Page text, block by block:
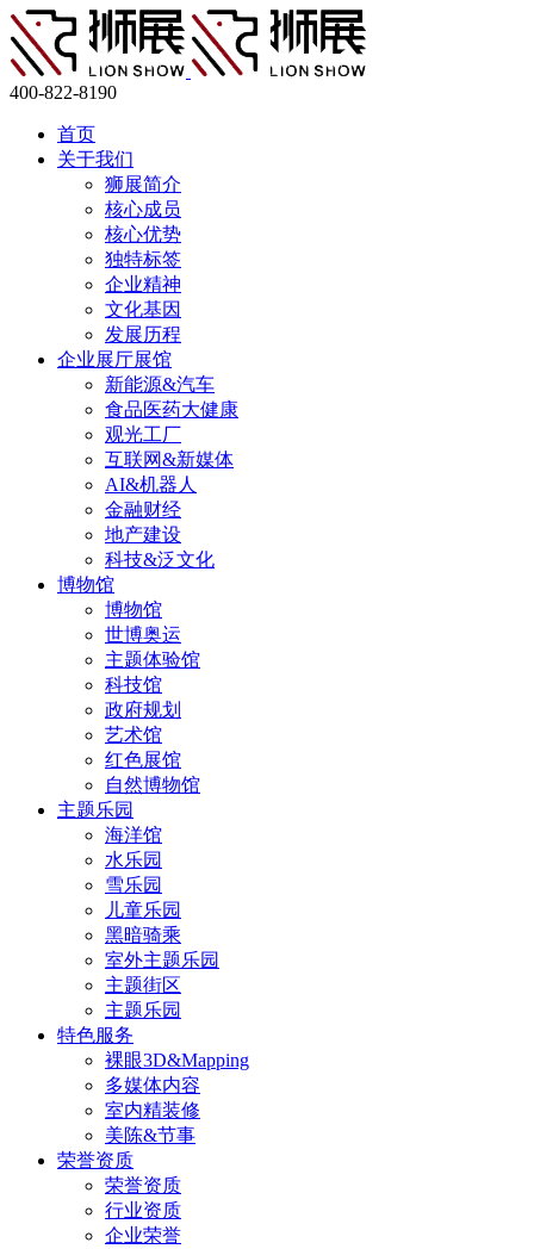
400-822-8190
首页
关于我们
狮展简介
核心成员
核心优势
独特标签
企业精神
文化基因
发展历程
企业展厅展馆
新能源&汽车
食品医药大健康
观光工厂
互联网&新媒体
AI&机器人
金融财经
地产建设
科技&泛文化
博物馆
博物馆
世博奥运
主题体验馆
科技馆
政府规划
艺术馆
红色展馆
自然博物馆
主题乐园
海洋馆
水乐园
雪乐园
儿童乐园
黑暗骑乘
室外主题乐园
主题街区
主题乐园
特色服务
裸眼3D&Mapping
多媒体内容
室内精装修
美陈&节事
荣誉资质
荣誉资质
行业资质
企业荣誉